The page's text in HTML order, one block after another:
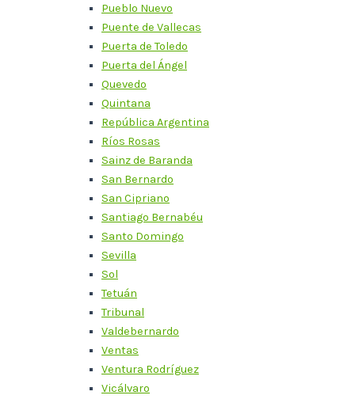
Pueblo Nuevo
Puente de Vallecas
Puerta de Toledo
Puerta del Ángel
Quevedo
Quintana
República Argentina
Ríos Rosas
Sainz de Baranda
San Bernardo
San Cipriano
Santiago Bernabéu
Santo Domingo
Sevilla
Sol
Tetuán
Tribunal
Valdebernardo
Ventas
Ventura Rodríguez
Vicálvaro